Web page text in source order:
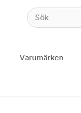
Varumärken